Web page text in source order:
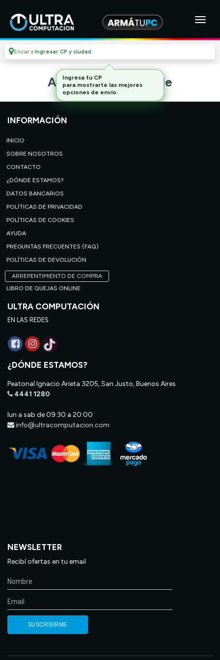
Enviar a Ingresar CP y ciudad
Artículo no disponible
INFORMACIÓN
INICIO
SOBRE NOSOTROS
CONTACTO
¿DÓNDE ESTAMOS?
DATOS BANCARIOS
POLÍTICAS DE PRIVACIDAD
POLÍTICAS DE COOKIES
AYUDA
PREGUNTAS FRECUENTES (FAQ)
POLÍTICAS DE DEVOLUCIÓN
ARREPENTIMIENTO DE COMPRA
LIBRO DE QUEJAS ONLINE
ULTRA COMPUTACIÓN
EN LAS REDES
¿DÓNDE ESTAMOS?
Peatonal Ignacio Arieta 3205, San Justo, Buenos Aires
4441 1280
lun a sab de 09:30 a 20:00
info@ultracomputacion.com
NEWSLETTER
Recibí ofertas en tu email
Ingresa tu CP
para mostrarte las mejores
opciones de envío.